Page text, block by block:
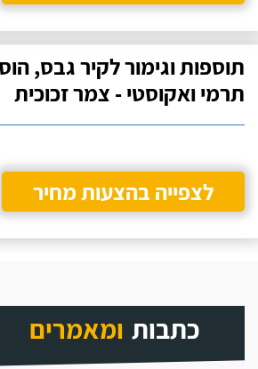
תוספות וגימור לקיר גבס,
תרמי ואקוסטי - צמר זכוכית
לצפייה בהצעות מחיר
כתבות ומאמרים